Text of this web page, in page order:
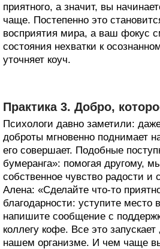
приятного, а значит, вы
чаще. Постепенно это
восприятия мира, а ваш фокус
состояния нехватки к
уточняет коуч.
Практика 3. Добро,
Психологи давно заметили:
доброты мгновенно поднимает
его совершает. Подобные
бумеранга»: помогая другому,
собственное чувство радости и
Алена: «Сделайте что-то
благодарности: уступите место
напишите сообщение с
коллегу кофе. Все это запускает
нашем организме. И чем чаще